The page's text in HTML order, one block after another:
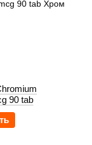
90 tab